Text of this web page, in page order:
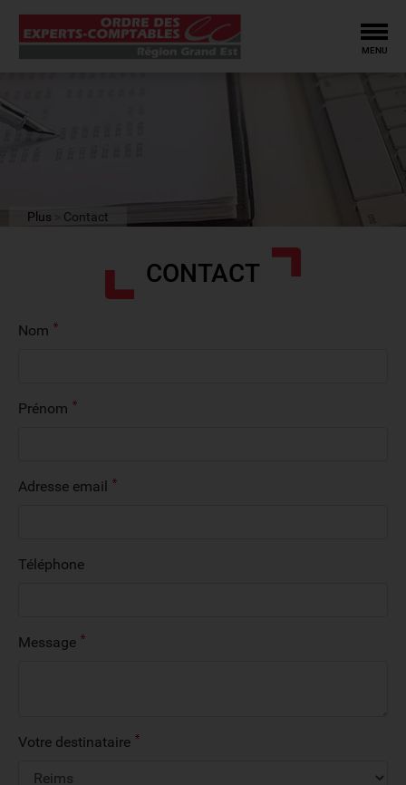
MENU
Plus Contact
CONTACT
Nom
Prénom
Adresse email
Téléphone
Message
Votre destinataire